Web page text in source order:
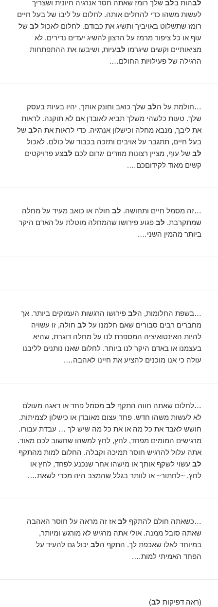
לבהות בלב שלך רומז שאתה חסר אנרגיה חיונית ושצריך
לעשות משהו כדי להחלים אותה. לחלום על ליבו של בעל חיים
רומז שתשלוט באויביך ותשיג את כבודם. לחלום לאכול לב של
עוף או כל ציפור מרמז על הרצון להשיג יעדים נדירים, לא
מציאותיים וקשים שיגרמו לבעיות, ושיבשו את ההתפתחות
הרגילה של פעילויות החולם….
…חולמת על הלב שלך כואב וחונק אותך, יהיו בעיות בעסק
שלך. טעות כלשהי משלך תביא לאובדן אם לא תוקנה. לראות
את ליבך, מנבא מחלה וכישלון אנרגיה. כדי לראות את הלב של
בעל חיים, תתגבר על אויבים ותזכה בכבוד של כולם. לאכול
לב של עוף, מציין רצונות מוזרים יגרום לכם לבצע פרויקטים
קשים מאוד לקידוםכם….
…זה מסמל חיים ותחושה. לב חולה או כואב מעיד על מחלה
שמתקרבת. לב פגוע פירושו שהמחלה מוטלת על האדם היקר
ביותר מהמין השני….
…בשפת החלומות, הלב פירושו הרגשות העמוקים ביותר. אך
מחברים רבים סבורים שאם חלמנו על לב חולה, זו עשויה
להיות האינטואיציה המספרת לנו על מחלה דוגרת, שהיא
בעצמנו או באדם היקר לנו ביותר. לחלום שאנו נותנים לליבנו
עולה כי אנו מוכנים להציע את חיינו לאהבה….
…לחלום שאתה חווה התקף לב מסמל פחד או דאגה מעולם
לא לעשות משהו חדש. פחד עצום מאובדן או כישלון לצמיתות.
חושש לאבד את כל מה או את כל מה שיש לך … עבדת עבורו.
מרגישים המומים מפחד, לחץ, לחץ למשהו שחשוב לכם מאוד.
אתה עלול להרגיש חוסר תמיכה וקבלה. החלום למות מהתקף
לב עשוי לשקף אותך או מישהו אחר שנכנע לפחד, לחץ או
לחץ. ~לחתור~ או לוותר בגלל שהמצב היה מכדי לשאת….
…כשאתה חולם להתקף לב אז זה מראה על חוסר האהבה
שאתה סובל ממנה. אולי אתה מרגיש לא מורגש ומיותר,
במיוחד לאלו שאכפת לך. התקף הלב יכול גם להעיד על
הפחד האמיתי למות….
(ראה דפיקות לב)